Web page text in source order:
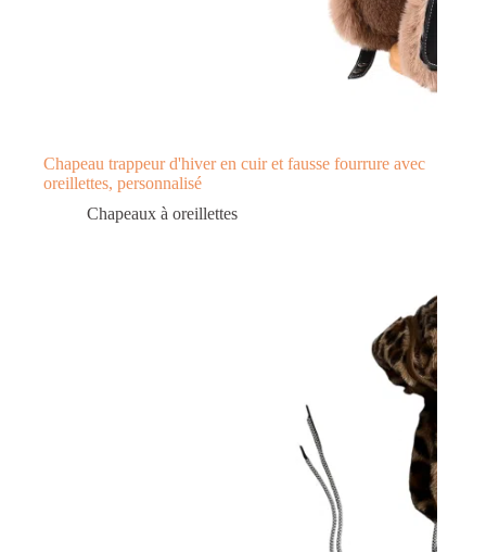
Chapeau trappeur d'hiver en cuir et fausse fourrure avec
oreillettes, personnalisé
Chapeaux à oreillettes